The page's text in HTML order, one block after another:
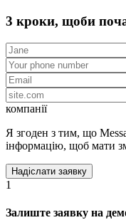
3 кроки, щоби
компанії
Я згоден з тим, що
інформацію, щоб мати
1
Залиште заявку на